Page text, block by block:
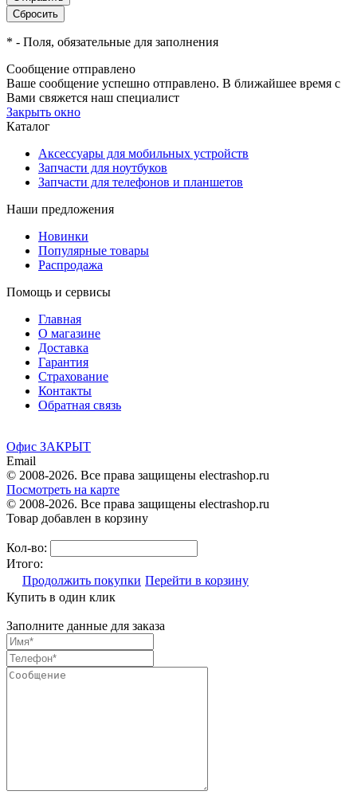
* - Поля, обязательные для заполнения
Сообщение отправлено
Ваше сообщение успешно отправлено. В ближайшее время с
Вами свяжется наш специалист
Закрыть окно
Каталог
Аксессуары для мобильных устройств
Запчасти для ноутбуков
Запчасти для телефонов и планшетов
Наши предложения
Новинки
Популярные товары
Распродажа
Помощь и сервисы
Главная
О магазине
Доставка
Гарантия
Страхование
Контакты
Обратная связь
Офис ЗАКРЫТ
Email
© 2008-2026. Все права защищены electrashop.ru
Посмотреть на карте
© 2008-2026. Все права защищены electrashop.ru
Товар добавлен в корзину
Кол-во:
Итого:
Продолжить покупки Перейти в корзину
Купить в один клик
Заполните данные для заказа